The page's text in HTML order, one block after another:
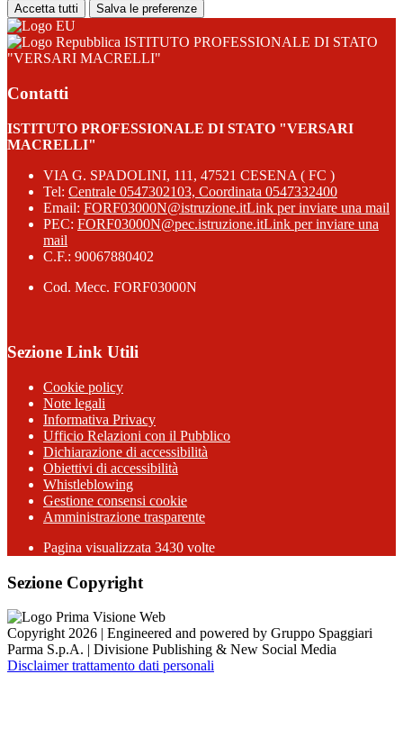
Accetta tutti Salva le preferenze
ISTITUTO PROFESSIONALE DI STATO
"VERSARI MACRELLI"
Contatti
ISTITUTO PROFESSIONALE DI STATO "VERSARI
MACRELLI"
VIA G. SPADOLINI, 111, 47521 CESENA ( FC )
Tel: Centrale 0547302103, Coordinata 0547332400
Email: FORF03000N@istruzione.itLink per inviare una mail
PEC: FORF03000N@pec.istruzione.itLink per inviare una
mail
C.F.: 90067880402
Cod. Mecc. FORF03000N
Sezione Link Utili
Cookie policy
Note legali
Informativa Privacy
Ufficio Relazioni con il Pubblico
Dichiarazione di accessibilità
Obiettivi di accessibilità
Whistleblowing
Gestione consensi cookie
Amministrazione trasparente
Pagina visualizzata 3430 volte
Sezione Copyright
Copyright 2026 | Engineered and powered by Gruppo Spaggiari
Parma S.p.A. | Divisione Publishing & New Social Media
Disclaimer trattamento dati personali